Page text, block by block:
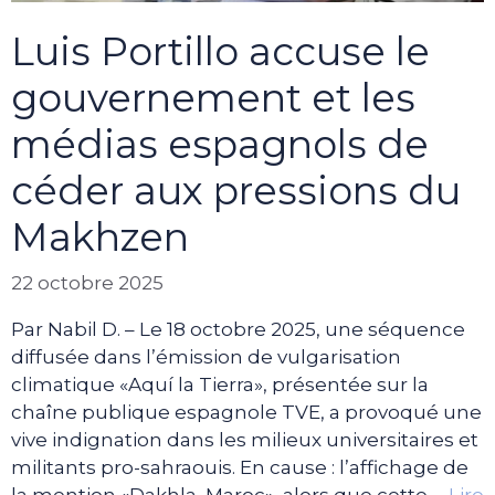
Luis Portillo accuse le
gouvernement et les
médias espagnols de
céder aux pressions du
Makhzen
22 octobre 2025
Par Nabil D. – Le 18 octobre 2025, une séquence
diffusée dans l’émission de vulgarisation
climatique «Aquí la Tierra», présentée sur la
chaîne publique espagnole TVE, a provoqué une
vive indignation dans les milieux universitaires et
militants pro-sahraouis. En cause : l’affichage de